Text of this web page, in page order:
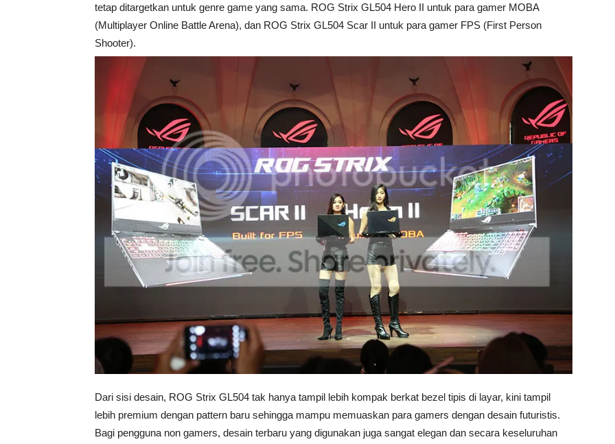
tetap ditargetkan untuk genre game yang sama. ROG Strix GL504 Hero II untuk para gamer MOBA
(Multiplayer Online Battle Arena), dan ROG Strix GL504 Scar II untuk para gamer FPS (First Person
Shooter).
Dari sisi desain, ROG Strix GL504 tak hanya tampil lebih kompak berkat bezel tipis di layar, kini tampil
lebih premium dengan pattern baru sehingga mampu memuaskan para gamers dengan desain futuristis.
Bagi pengguna non gamers, desain terbaru yang digunakan juga sangat elegan dan secara keseluruhan